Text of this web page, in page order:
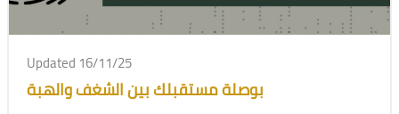
Updated 16/11/25
بوصلة مستقبلك بين الشغف والهبة